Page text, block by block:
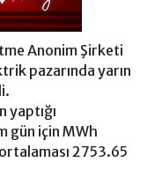
Anonim Şirketi
pazarında yarın
yaptığı
gün için MWh
2753.65